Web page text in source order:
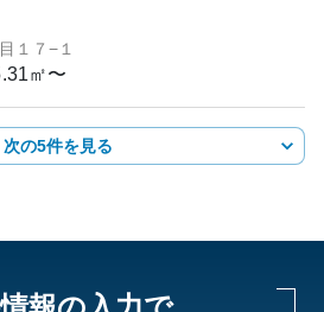
１７−１
㎡〜
次の5件を見る